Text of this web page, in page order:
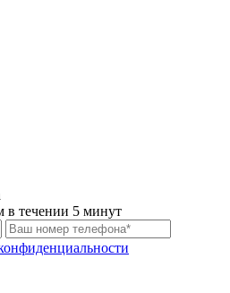
в течении 5 минут